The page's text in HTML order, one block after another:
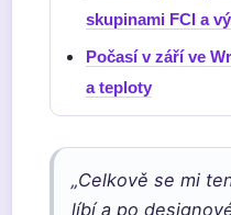
skupinami FCI a
Počasí v září ve
a teploty
„Celkově se mi
líbí a po